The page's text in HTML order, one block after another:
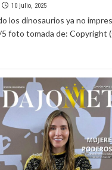
10 julio, 2025
los dinosaurios ya no
foto tomada de: Copyright